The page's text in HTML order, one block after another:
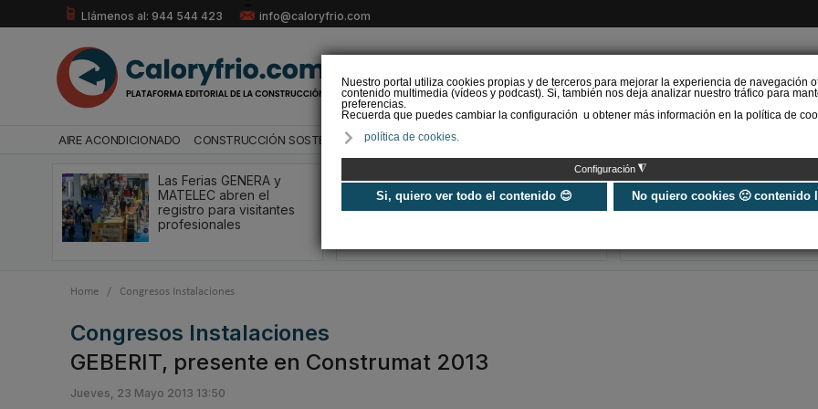
Nuestro portal utiliza cookies propias y de terceros para mejorar la experiencia de navegación
contenido multimedia (vídeos y podcast). Si, también nos deja analizar nuestro tráfico para
preferencias.
Recuerda que puedes cambiar la configuración u obtener más información en la política de
política de cookies.
Configuración ◮
Si, quiero ver todo el contenido 😊 No quiero cookies 🙁 contenido
Llámenos al: 944 544 423 info@caloryfrio.com
AIRE ACONDICIONADO CONSTRUCCIÓN SOSTENIBLE ENERGÍAS RENOVABLES
Las Ferias GENERA y
MATELEC abren el
registro para visitantes
profesionales
El XVI Congreso Español
de Sociología conecta
cohesión social y
REBUILD
décimo
2027
Home / Congresos Instalaciones
Congresos Instalaciones
GEBERIT, presente en Construmat 2013
Jueves, 23 Mayo 2013 13:50